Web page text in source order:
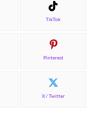
TikTok
Pinterest
X / Twitter